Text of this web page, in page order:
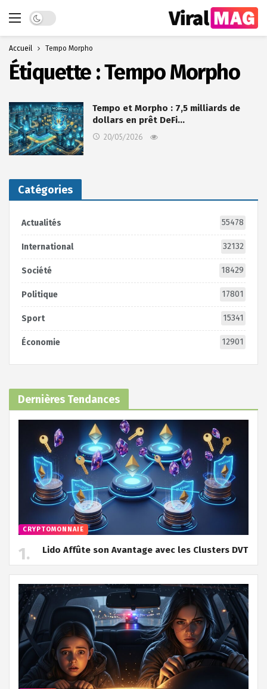
Dark mode
Accueil Tempo Morpho
Étiquette :Tempo Morpho
Tempo et Morpho : 7,5 milliards de
dollars en prêt DeFi…
20/05/2026
Catégories
Actualités 55478
International 32132
Société 18429
Politique 17801
Sport 15341
Économie 12901
Dernières Tendances
CRYPTOMONNAIE
Lido Affûte son Avantage avec les Clusters DVT